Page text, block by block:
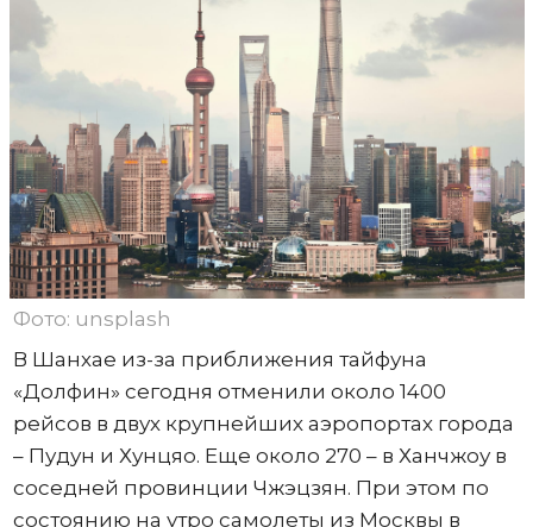
Фото: unsplash
В Шанхае из-за приближения тайфуна
«Долфин» сегодня отменили около 1400
рейсов в двух крупнейших аэропортах города
– Пудун и Хунцяо. Еще около 270 – в Ханчжоу в
соседней провинции Чжэцзян. При этом по
состоянию на утро самолеты из Москвы в